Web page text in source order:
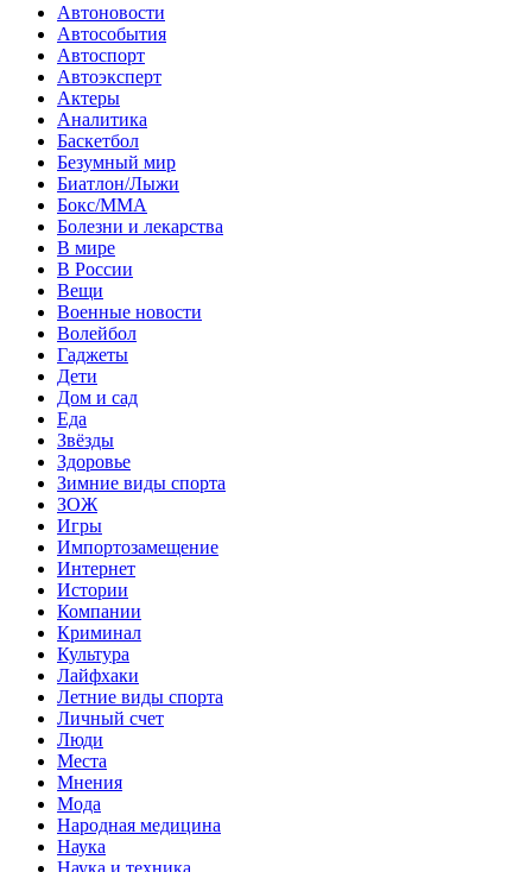
Автоновости
Автособытия
Автоспорт
Автоэксперт
Актеры
Аналитика
Баскетбол
Безумный мир
Биатлон/Лыжи
Бокс/MMA
Болезни и лекарства
В мире
В России
Вещи
Военные новости
Волейбол
Гаджеты
Дети
Дом и сад
Еда
Звёзды
Здоровье
Зимние виды спорта
ЗОЖ
Игры
Импортозамещение
Интернет
Истории
Компании
Криминал
Культура
Лайфхаки
Летние виды спорта
Личный счет
Люди
Места
Мнения
Мода
Народная медицина
Наука
Наука и техника